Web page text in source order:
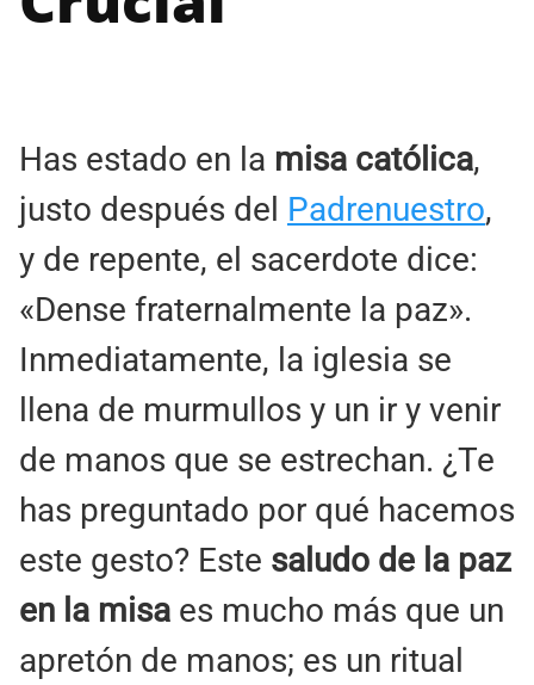
Has estado en la misa católica,
justo después del Padrenuestro,
y de repente, el sacerdote dice:
«Dense fraternalmente la paz».
Inmediatamente, la iglesia se
llena de murmullos y un ir y venir
de manos que se estrechan. ¿Te
has preguntado por qué hacemos
este gesto? Este saludo de la paz
en la misa es mucho más que un
apretón de manos; es un ritual